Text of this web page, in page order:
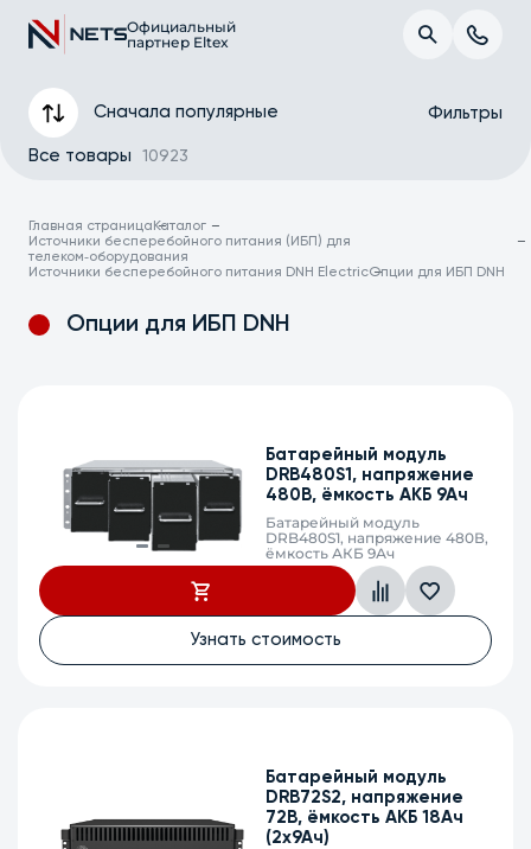
Официальный
партнер Eltex
Главная страница Каталог
Источники бесперебойного питания (ИБП) для
телеком‑оборудования
Источники бесперебойного питания DNH ElectricОпции для ИБП DNH
Опции для ИБП DNH
Все товары 10923
Сначала популярные Фильтры
Применить
Сбросить
Батарейный модуль
DRB480S1, напряжение
480В, ёмкость АКБ 9Ач
Батарейный модуль
DRB480S1, напряжение 480В,
ёмкость АКБ 9Ач
Узнать стоимость
Батарейный модуль
DRB72S2, напряжение
72В, ёмкость АКБ 18Ач
(2х9Ач)